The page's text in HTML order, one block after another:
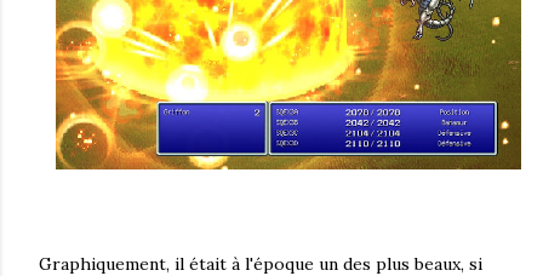
Graphiquement, il était à l'époque un des plus beaux, si